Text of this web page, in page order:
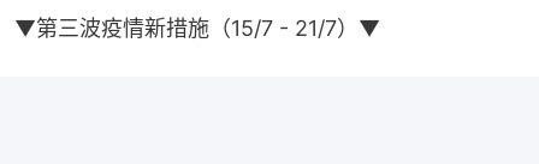
▼第三波疫情新措施（15/7 - 21/7）▼